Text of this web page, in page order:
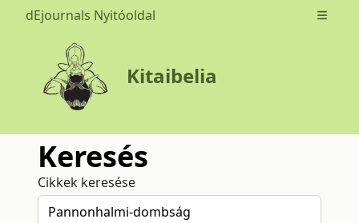
dEjournals Nyitóoldal Open
Kitaibelia
Keresés
Cikkek keresése